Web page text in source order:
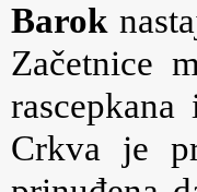
Barok
Začetnice
Crkva je